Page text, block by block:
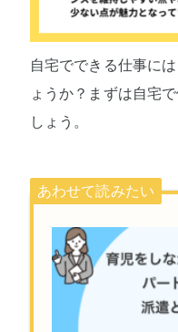
自宅でできる仕事に
ょうか？まずは自宅
しょう。